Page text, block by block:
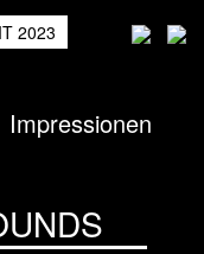
2023
Impressionen